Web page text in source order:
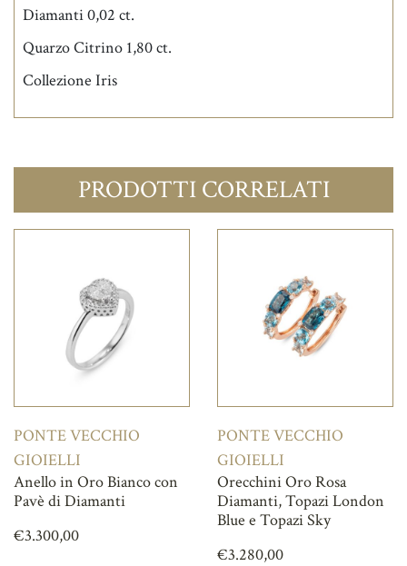
Diamanti 0,02 ct.
Quarzo Citrino 1,80 ct.
Collezione Iris
PRODOTTI CORRELATI
PONTE VECCHIO
GIOIELLI
Anello in Oro Bianco con
Pavè di Diamanti
€3.300,00
PONTE VECCHIO
GIOIELLI
Orecchini Oro Rosa
Diamanti, Topazi London
Blue e Topazi Sky
€3.280,00